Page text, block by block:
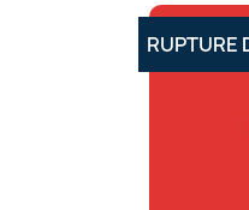
RUPTURE